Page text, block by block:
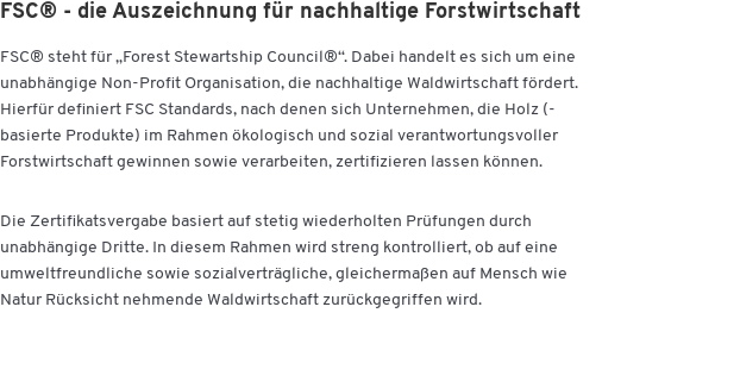
FSC® - die Auszeichnung für nachhaltige Forstwirtschaft
FSC® steht für „Forest Stewartship Council®“. Dabei handelt es sich um eine
unabhängige Non-Profit Organisation, die nachhaltige Waldwirtschaft fördert.
Hierfür definiert FSC Standards, nach denen sich Unternehmen, die Holz (-
basierte Produkte) im Rahmen ökologisch und sozial verantwortungsvoller
Forstwirtschaft gewinnen sowie verarbeiten, zertifizieren lassen können.
Die Zertifikatsvergabe basiert auf stetig wiederholten Prüfungen durch
unabhängige Dritte. In diesem Rahmen wird streng kontrolliert, ob auf eine
umweltfreundliche sowie sozialverträgliche, gleichermaßen auf Mensch wie
Natur Rücksicht nehmende Waldwirtschaft zurückgegriffen wird.